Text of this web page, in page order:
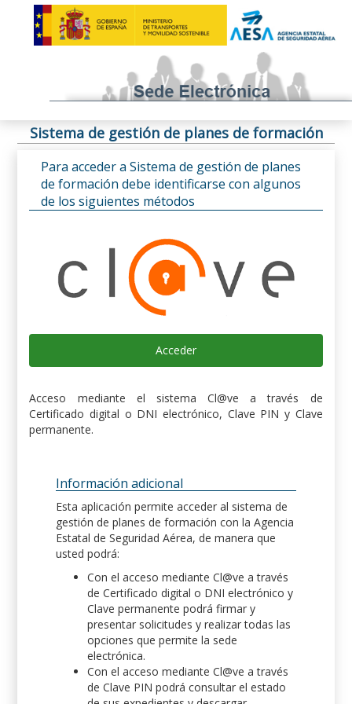
Sistema de gestión de planes de formación
Para acceder a Sistema de gestión de planes
de formación debe identificarse con algunos
de los siguientes métodos
Acceder
Acceso mediante el sistema Cl@ve a través de
Certificado digital o DNI electrónico, Clave PIN y Clave
permanente.
Información adicional
Esta aplicación permite acceder al sistema de
gestión de planes de formación con la Agencia
Estatal de Seguridad Aérea, de manera que
usted podrá:
Con el acceso mediante Cl@ve a través
de Certificado digital o DNI electrónico y
Clave permanente podrá firmar y
presentar solicitudes y realizar todas las
opciones que permite la sede
electrónica.
Con el acceso mediante Cl@ve a través
de Clave PIN podrá consultar el estado